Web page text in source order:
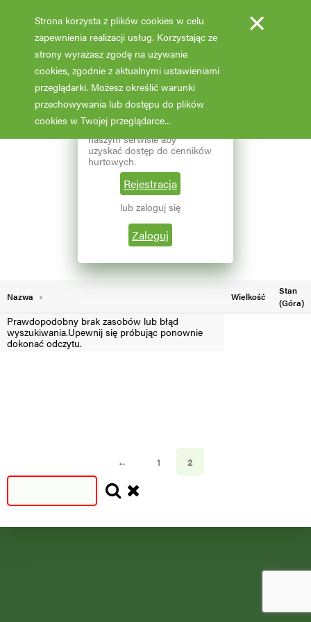
Reprezentujesz branżę
ogrodniczą? Zarejestruj się w
naszym serwisie aby
uzyskać dostęp do cenników
hurtowych.
Rejestracja
lub zaloguj się
Zaloguj
Fotooferta cenowa - hurt
Aktualizacja: 07.02.2026 godz: 02:03
Pokaż filtry
Wybierz grupę roślin
Wybierz nazwę rośliny
Aktualna liczba wyników: 87
1
Nazwa Wielkość
Stan
(Góra)
Prawdopodobny brak zasobów lub błąd
wyszukiwania.Upewnij się próbując ponownie
dokonać odczytu.
← 1 2
Strona korzysta z plików cookies w celu
zapewnienia realizacji usług. Korzystając ze
strony wyrażasz zgodę na używanie
cookies, zgodnie z aktualnymi ustawieniami
przeglądarki. Możesz określić warunki
przechowywania lub dostępu do plików
cookies w Twojej przeglądarce...
×